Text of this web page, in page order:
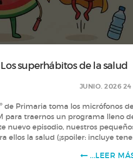
Los superhábitos de la salud
24 JUNIO. 2026
de Primaria toma los micrófonos
para traernos un programa lleno
ellos la salud (¡spoiler: incluye
LEER